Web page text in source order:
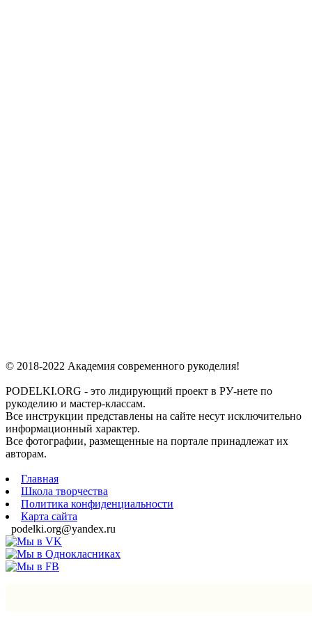
© 2018-2022 Академия современного рукоделия!
PODELKI.ORG - это лидирующий проект в РУ-нете по
рукоделию и мастер-классам.
Все инструкции представлены на сайте несут исключительно
информационный характер.
Все фотографии, размещенные на портале принадлежат их
авторам.
Главная
Школа творчества
Политика конфиденциальности
Карта сайта
podelki.org@yandex.ru